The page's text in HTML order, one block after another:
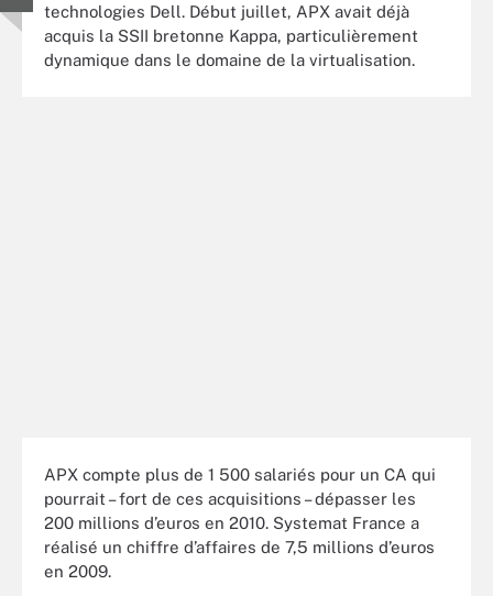
technologies Dell. Début juillet, APX avait déjà
acquis la SSII bretonne Kappa, particulièrement
dynamique dans le domaine de la virtualisation.
APX compte plus de 1 500 salariés pour un CA qui
pourrait – fort de ces acquisitions – dépasser les
200 millions d’euros en 2010. Systemat France a
réalisé un chiffre d’affaires de 7,5 millions d’euros
en 2009.